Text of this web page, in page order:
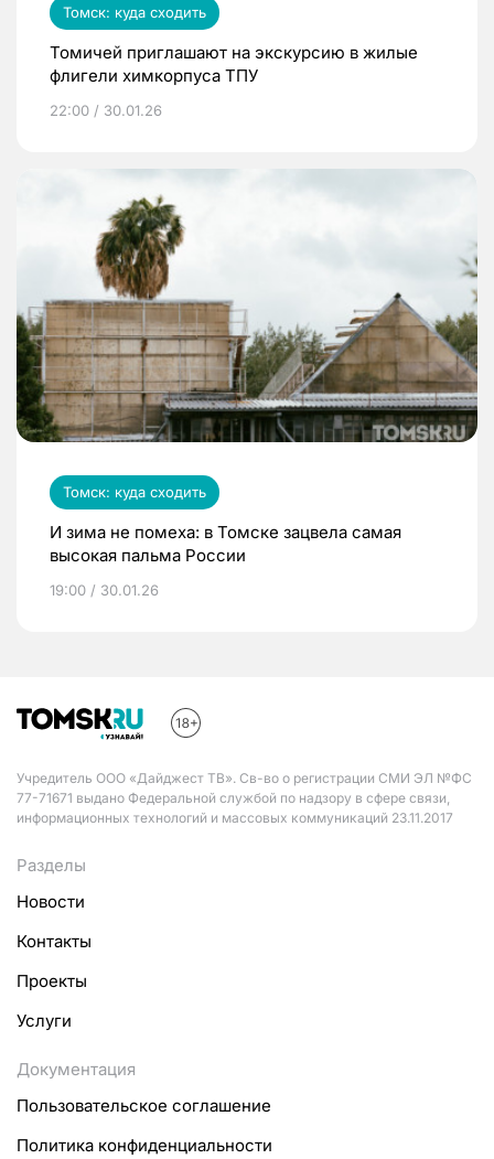
Томск: куда сходить
Томичей приглашают на экскурсию в жилые
флигели химкорпуса ТПУ
22:00 / 30.01.26
Томск: куда сходить
И зима не помеха: в Томске зацвела самая
высокая пальма России
19:00 / 30.01.26
Учредитель ООО «Дайджест ТВ». Св-во о регистрации СМИ ЭЛ №ФС
77-71671 выдано Федеральной службой по надзору в сфере связи,
информационных технологий и массовых коммуникаций 23.11.2017
Разделы
Новости
Контакты
Проекты
Услуги
Документация
Пользовательское соглашение
Политика конфиденциальности